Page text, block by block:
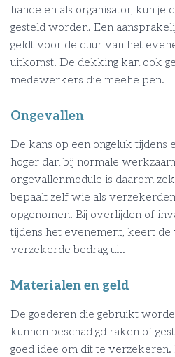
handelen als organisator, kun je
gesteld worden. Een
geldt voor de duur van het
uitkomst. De dekking kan ook
medewerkers die meehelpen.
Ongevallen
De kans op een ongeluk tijdens
hoger dan bij normale
ongevallenmodule is daarom
bepaalt zelf wie als
opgenomen. Bij overlijden of
tijdens het evenement, keert
verzekerde bedrag uit.
Materialen en geld
De goederen die gebruikt
kunnen beschadigd raken of
goed idee om dit te